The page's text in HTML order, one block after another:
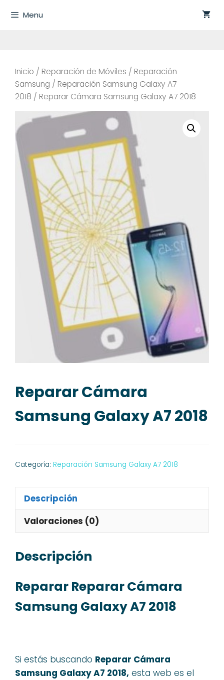
Menu
Inicio / Reparación de Móviles / Reparación
Samsung / Reparación Samsung Galaxy A7
2018 / Reparar Cámara Samsung Galaxy A7 2018
Reparar Cámara
Samsung Galaxy A7 2018
Categoría: Reparación Samsung Galaxy A7 2018
Descripción
Valoraciones (0)
Descripción
Reparar Reparar Cámara
Samsung Galaxy A7 2018
Si estás buscando Reparar Cámara
Samsung Galaxy A7 2018, esta web es el